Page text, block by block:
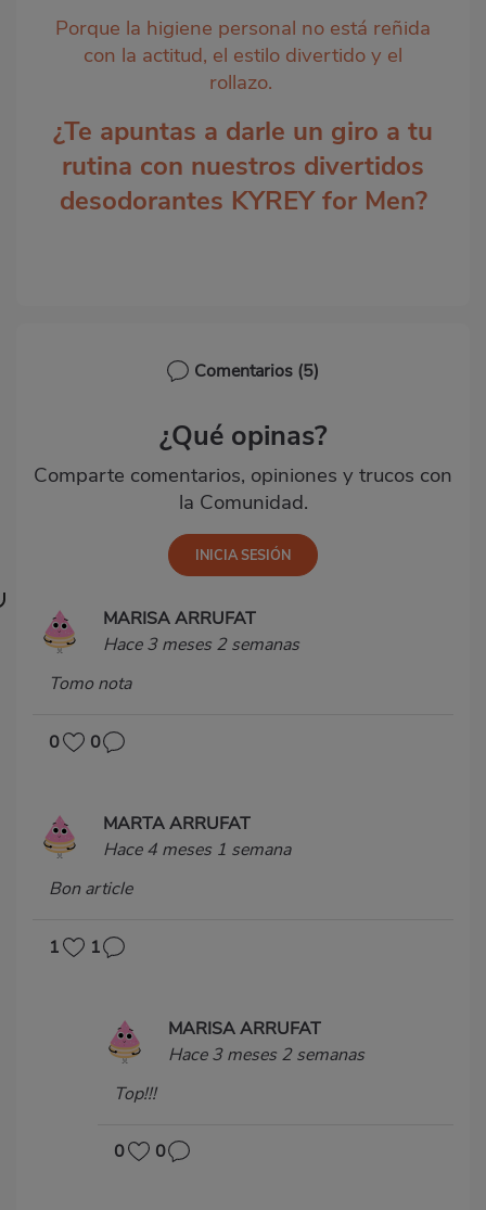
Porque la higiene personal no está reñida
con la actitud, el estilo divertido y el
rollazo.
¿Te apuntas a darle un giro a tu
rutina con nuestros divertidos
desodorantes KYREY for Men?
Comentarios (5)
¿Qué opinas?
Comparte comentarios, opiniones y trucos con
la Comunidad.
MARISA ARRUFAT
Hace 3 meses 2 semanas
Tomo nota
0 0
MARTA ARRUFAT
Hace 4 meses 1 semana
Bon article
1 1
MARISA ARRUFAT
Hace 3 meses 2 semanas
Top!!!
0 0